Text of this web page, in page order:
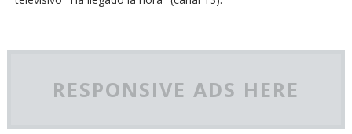
RESPONSIVE ADS HERE